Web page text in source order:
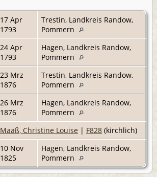
17 Apr
1793
Trestin, Landkreis Randow,
Pommern
24 Apr
1793
Hagen, Landkreis Randow,
Pommern
23 Mrz
1876
Trestin, Landkreis Randow,
Pommern
26 Mrz
1876
Hagen, Landkreis Randow,
Pommern
Maaß, Christine Louise | F828 (kirchlich)
10 Nov
1825
Hagen, Landkreis Randow,
Pommern